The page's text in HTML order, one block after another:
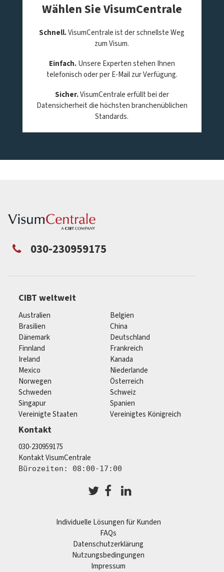
Wählen Sie VisumCentrale
Schnell.VisumCentrale ist der schnellste Weg
zum Visum.
Einfach.Unsere Experten stehen Ihnen
telefonisch oder per E-Mail zur Verfügung.
Sicher.VisumCentrale erfüllt bei der
Datensicherheit die höchsten branchenüblichen
Standards.
030-230959175
CIBT weltweit
Australien
Belgien
Brasilien
China
Dänemark
Deutschland
Finnland
Frankreich
Ireland
Kanada
Mexico
Niederlande
Norwegen
Österreich
Schweden
Schweiz
Singapur
Spanien
Vereinigte Staaten
Vereinigtes Königreich
Kontakt
030-230959175
Kontakt VisumCentrale
Bürozeiten: 08:00-17:00
Individuelle Lösungen für Kunden
FAQs
Datenschutzerklärung
Nutzungsbedingungen
Impressum